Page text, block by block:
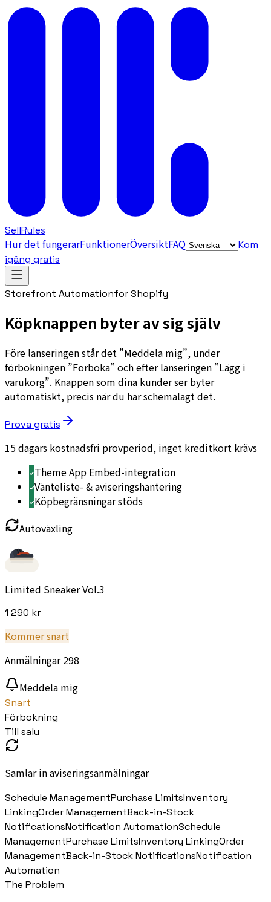
SellRules
Hur det fungerarFunktionerÖversiktFAQ
Kom
igång gratis
Storefront Automationfor Shopify
Köpknappen byter av sig själv
Före lanseringen står det ”Meddela mig”, under
förbokningen ”Förboka” och efter lanseringen ”Lägg i
varukorg”. Knappen som dina kunder ser byter
automatiskt, precis när du har schemalagt det.
Prova gratis
15 dagars kostnadsfri provperiod, inget kreditkort krävs
Theme App Embed-integration
Vänteliste- & aviseringshantering
Köpbegränsningar stöds
Autoväxling
Limited Sneaker Vol.3
1 290 kr
Kommer snart
Anmälningar 298
Meddela mig
Snart
Förbokning
Till salu
Samlar in aviseringsanmälningar
Schedule ManagementPurchase LimitsInventory
LinkingOrder ManagementBack-in-Stock
NotificationsNotification AutomationSchedule
ManagementPurchase LimitsInventory LinkingOrder
ManagementBack-in-Stock NotificationsNotification
Automation
The Problem